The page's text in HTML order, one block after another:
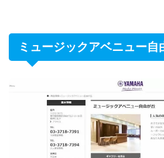
ミュージックアベニュー自